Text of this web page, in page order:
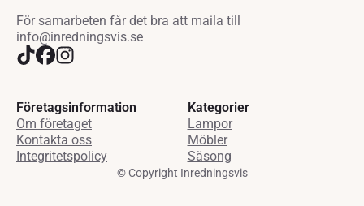
För samarbeten får det bra att maila till
info@inredningsvis.se
Företagsinformation
Om företaget
Kontakta oss
Integritetspolicy
Kategorier
Lampor
Möbler
Säsong
© Copyright Inredningsvis